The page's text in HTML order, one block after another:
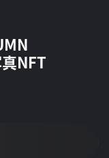
NFT